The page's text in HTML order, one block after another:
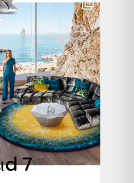
passende Cloud. ☁️...